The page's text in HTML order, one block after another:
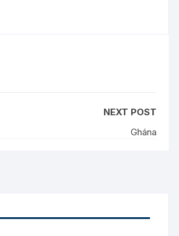
NEXT POST
Ghána